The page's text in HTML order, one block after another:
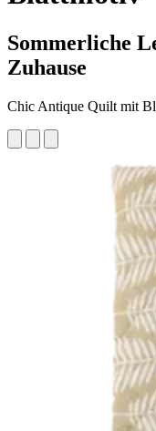
Sommerliche
Zuhause
Chic Antique Quilt mit